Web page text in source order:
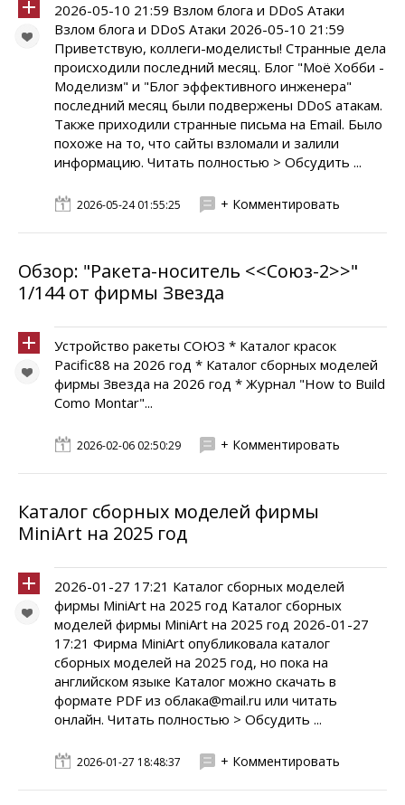
2026-05-10 21:59 Взлом блога и DDoS Атаки
Взлом блога и DDoS Атаки 2026-05-10 21:59
Приветствую, коллеги-моделисты! Странные дела
происходили последний месяц. Блог "Моё Хобби -
Моделизм" и "Блог эффективного инженера"
последний месяц были подвержены DDoS атакам.
Также приходили странные письма на Email. Было
похоже на то, что сайты взломали и залили
информацию. Читать полностью > Обсудить ...
2026-05-24 01:55:25 + Комментировать
Обзор: "Ракета-носитель <<Союз-2>>"
1/144 от фирмы Звезда
Устройство ракеты СОЮЗ * Каталог красок
Pacific88 на 2026 год * Каталог сборных моделей
фирмы Звезда на 2026 год * Журнал "How to Build
Como Montar"...
2026-02-06 02:50:29 + Комментировать
Каталог сборных моделей фирмы
MiniArt на 2025 год
2026-01-27 17:21 Каталог сборных моделей
фирмы MiniArt на 2025 год Каталог сборных
моделей фирмы MiniArt на 2025 год 2026-01-27
17:21 Фирма MiniArt опубликовала каталог
сборных моделей на 2025 год, но пока на
английском языке Каталог можно скачать в
формате PDF из облака@mail.ru или читать
онлайн. Читать полностью > Обсудить ...
2026-01-27 18:48:37 + Комментировать